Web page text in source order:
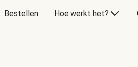
Bestellen Hoe werkt het?